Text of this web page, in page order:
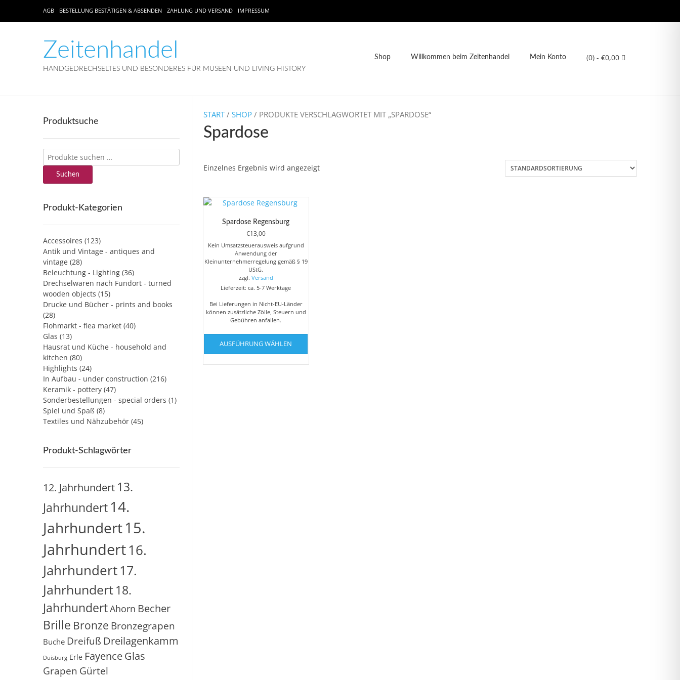
AGB BESTELLUNG BESTÄTIGEN & ABSENDEN ZAHLUNG UND VERSAND IMPRESSUM
Zeitenhandel
HANDGEDRECHSELTES UND BESONDERES FÜR MUSEEN UND LIVING HISTORY
(0) - €0,00
Shop Willkommen beim Zeitenhandel Mein Konto
START/ SHOP/ PRODUKTE VERSCHLAGWORTET MIT „SPARDOSE“
Spardose
Einzelnes Ergebnis wird angezeigt
Spardose Regensburg
€13,00
Kein Umsatzsteuerausweis aufgrund
Anwendung der
Kleinunternehmerregelung gemäß § 19
UStG.
zzgl. Versand
Lieferzeit: ca. 5-7 Werktage
Bei Lieferungen in Nicht-EU-Länder
können zusätzliche Zölle, Steuern und
Gebühren anfallen.
AUSFÜHRUNG WÄHLEN
Dieses
weist
mehrere
Produktsuche
Suchen
nach:
Suchen
Produkt-Kategorien
Accessoires (123)
Antik und Vintage - antiques and
vintage (28)
Beleuchtung - Lighting (36)
Drechselwaren nach Fundort - turned
wooden objects (15)
Drucke und Bücher - prints and books
(28)
Flohmarkt - flea market (40)
Glas (13)
Hausrat und Küche - household and
kitchen (80)
Highlights (24)
In Aufbau - under construction (216)
Keramik - pottery (47)
Sonderbestellungen - special orders (1)
Spiel und Spaß (8)
Textiles und Nähzubehör (45)
Produkt-Schlagwörter
12. Jahrhundert 13.
Jahrhundert14.
Jahrhundert15.
Jahrhundert16.
Jahrhundert17.
Jahrhundert18.
JahrhundertAhorn Becher
Brille Bronze Bronzegrapen
Buche Dreifuß Dreilagenkamm
Duisburg Erle FayenceGlas
Grapen Gürtel